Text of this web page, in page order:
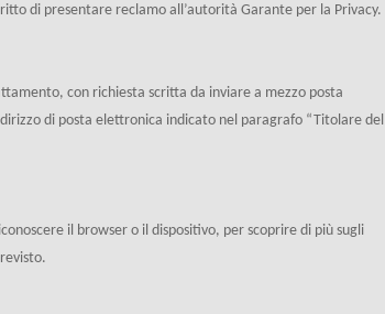
di presentare reclamo all’autorità Garante per la Privacy.
con richiesta scritta da inviare a mezzo posta
di posta elettronica indicato nel paragrafo “Titolare del
il browser o il dispositivo, per scoprire di più sugli